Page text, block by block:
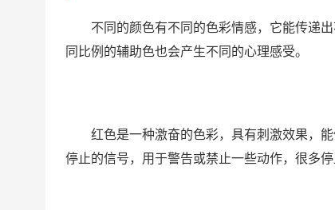
不同的颜色有不同的色彩情感，它能传递
同比例的辅助色也会产生不同的心理感受。
红色是一种激奋的色彩，具有刺激效果，
停止的信号，用于警告或禁止一些动作，很多停